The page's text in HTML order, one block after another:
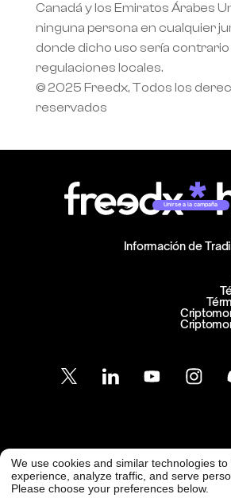
Canadá y los Emiratos Árabes
ninguna persona en cualquier
donde dicho uso sería contrario
regulaciones locales.
© 2025 Freedx, Todos los
reservados
Unirse a la campaña
Información de
Atención al Cliente
support@freedx.com
We use cookies and similar technologies
experience, analyze traffic, and serve
Please choose your preferences below.